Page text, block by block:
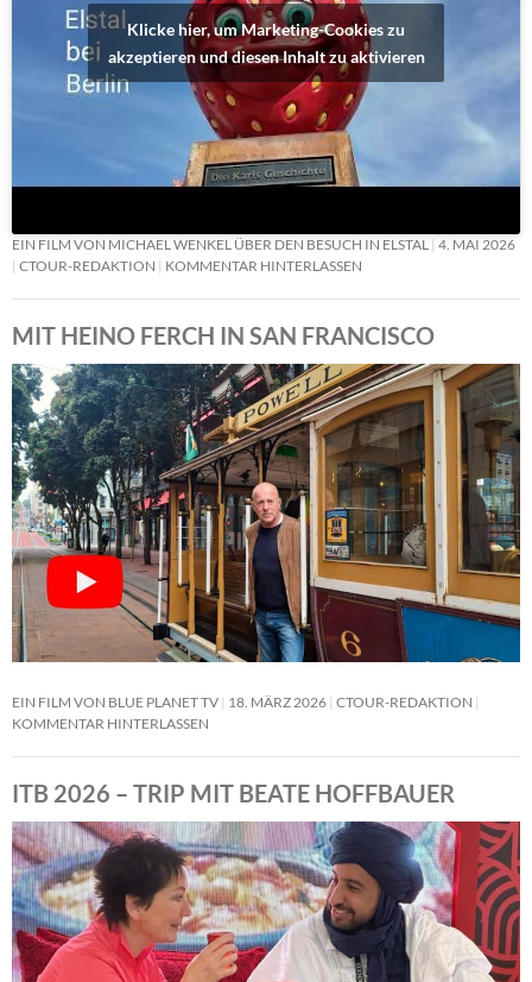
Klicke hier, um Marketing-Cookies zu
akzeptieren und diesen Inhalt zu aktivieren
EIN FILM VON MICHAEL WENKEL ÜBER DEN BESUCH IN ELSTAL
4. MAI 2026
CTOUR-REDAKTION
KOMMENTAR HINTERLASSEN
MIT HEINO FERCH IN SAN FRANCISCO
EIN FILM VON BLUE PLANET TV 18. MÄRZ 2026 CTOUR-REDAKTION
KOMMENTAR HINTERLASSEN
ITB 2026 – TRIP MIT BEATE HOFFBAUER